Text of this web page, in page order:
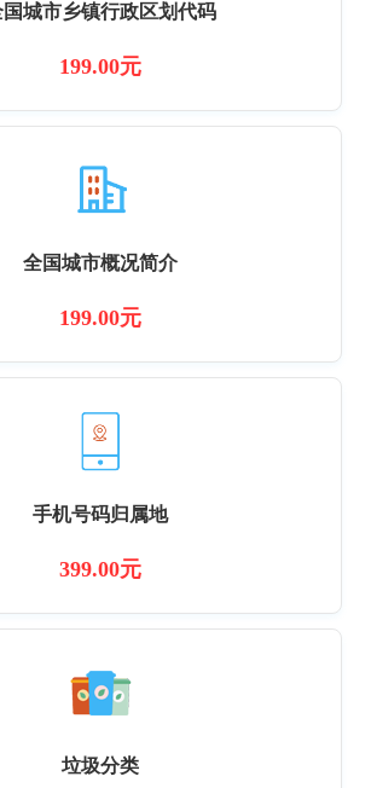
国城市乡镇行政区划代码
199.00元
全国城市概况简介
199.00元
手机号码归属地
399.00元
垃圾分类